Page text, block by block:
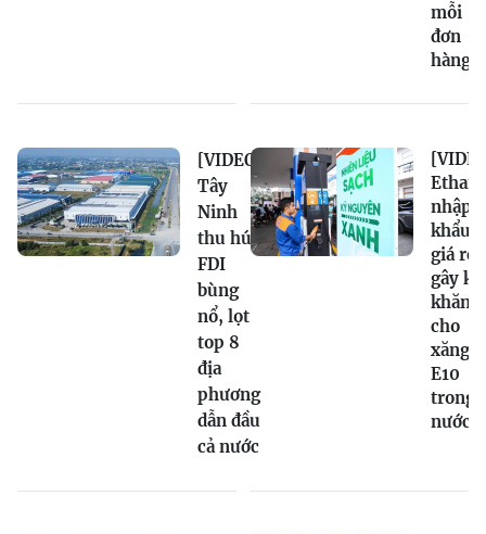
mỗi
đơn
hàng
[VIDEO]
Tây
Ninh
thu hút
FDI
bùng
nổ, lọt
top 8
địa
phương
dẫn đầu
cả nước
nhập
khẩu
giá rẻ
gây
khăn
cho
xăng
E10
trong
nước